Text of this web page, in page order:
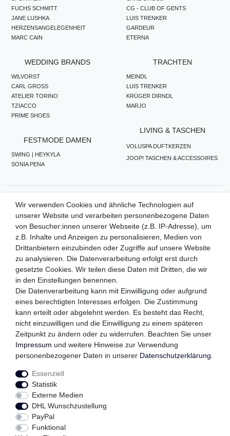
FUCHS SCHMITT
JANE LUSHKA
HERZENSANGELEGENHEIT
MARC CAIN
CG - CLUB OF GENTS
LUIS TRENKER
GARDEUR
ETERNA
WEDDING BRANDS
WILVORST
CARL GROSS
ATELIER TORINO
TZIACCO
PRIME SHOES
FESTMODE DAMEN
SWING | HEYKYLA
SONIA PENA
TRACHTEN
MEINDL
LUIS TRENKER
KRÜGER DIRNDL
MARJO
LIVING & TASCHEN
VOLUSPA DUFTKERZEN
JOOP! TASCHEN & ACCESSOIRES
ZAHLUNGSMETHODEN
WIR VERSENDEN MIT
QUALITÄTSVERSPRECHEN
FOLGEN SIE UNS
Impressum
Widerrufs­recht Vertrag widerrufen
Wir verwenden Cookies und ähnliche Technologien auf
unserer Website und verarbeiten personenbezogene Daten
von Besucher:innen unserer Webseite (z.B. IP-Adresse), um
z.B. Inhalte und Anzeigen zu personalisieren, Medien von
Drittanbietern einzubinden oder Zugriffe auf unsere Website
zu analysieren. Die Datenverarbeitung erfolgt erst durch
gesetzte Cookies. Wir teilen diese Daten mit Dritten, die wir
in den Einstellungen benennen.
Die Datenverarbeitung kann mit Einwilligung oder aufgrund
eines berechtigten Interesses erfolgen. Die Zustimmung
kann erteilt oder abgelehnt werden. Es besteht das Recht,
nicht einzuwilligen und die Einwilligung zu einem späteren
Zeitpunkt zu ändern oder zu widerrufen. Beachten Sie unser
Impressum und weitere Hinweise zur Verwendung
personenbezogener Daten in unserer Daten­schutz­erklärung
Essenziell
Statistik
Externe Medien
DHL Wunschzustellung
PayPal
Funktional